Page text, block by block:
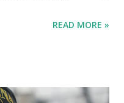
വളര്‍ച്ചയ്ക്ക്
മുടി ജട പിടിക്കാനും
READ MORE »